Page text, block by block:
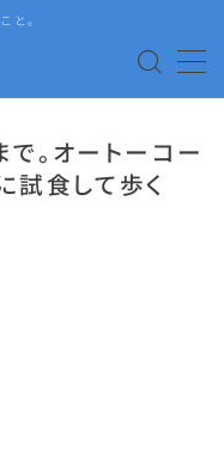
と。
で。オートーコー
試食して歩く